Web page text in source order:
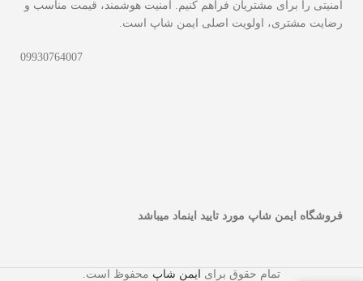
امنیتی را برای مشتریان فراهم کنیم. امنیت هوشمند، قیمت مناسب و
رضایت مشتری، اولویت اصلی ایمن شاپ است.
09930764007
فروشگاه ایمن شاپ مورد تایید اینماد میباشد
تمام حقوق برای ایمن شاپ محفوظ است.